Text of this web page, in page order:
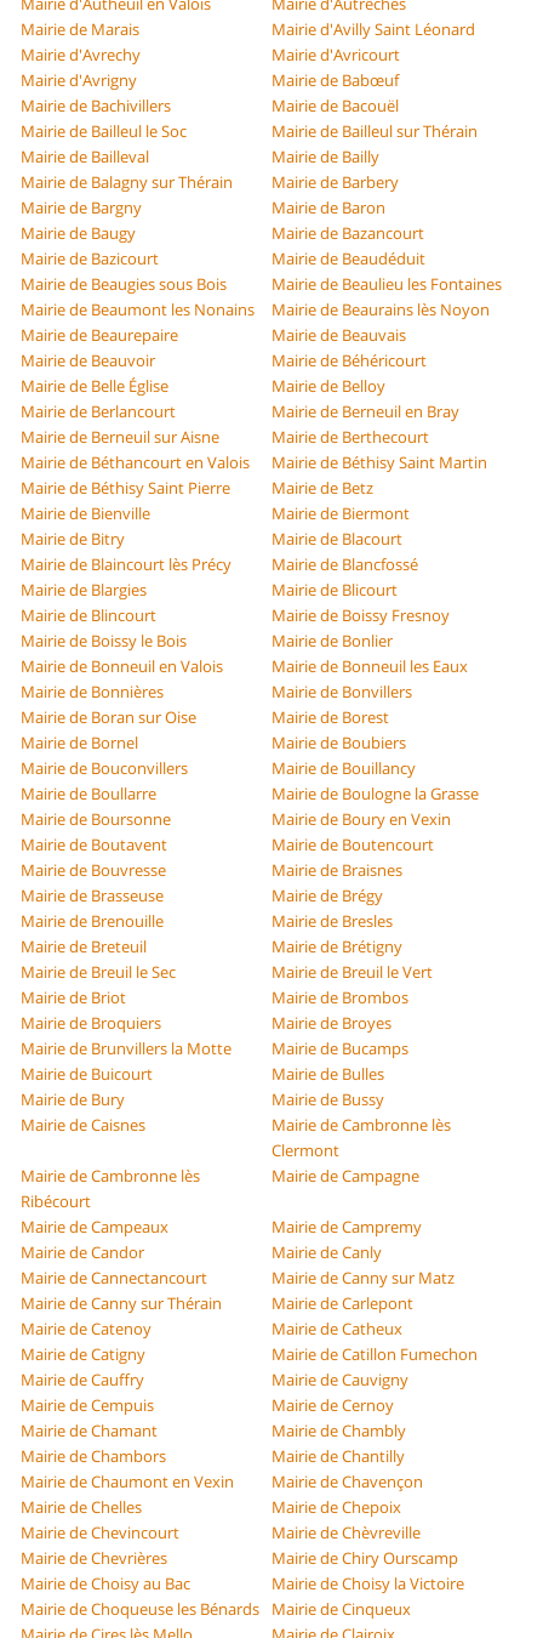
Mairie de Marais
Mairie d'Avilly Saint Léonard
Mairie d'Avrechy
Mairie d'Avricourt
Mairie d'Avrigny
Mairie de Babœuf
Mairie de Bachivillers
Mairie de Bacouël
Mairie de Bailleul le Soc
Mairie de Bailleul sur Thérain
Mairie de Bailleval
Mairie de Bailly
Mairie de Balagny sur Thérain
Mairie de Barbery
Mairie de Bargny
Mairie de Baron
Mairie de Baugy
Mairie de Bazancourt
Mairie de Bazicourt
Mairie de Beaudéduit
Mairie de Beaugies sous Bois
Mairie de Beaulieu les Fontaines
Mairie de Beaumont les Nonains
Mairie de Beaurains lès Noyon
Mairie de Beaurepaire
Mairie de Beauvais
Mairie de Beauvoir
Mairie de Béhéricourt
Mairie de Belle Église
Mairie de Belloy
Mairie de Berlancourt
Mairie de Berneuil en Bray
Mairie de Berneuil sur Aisne
Mairie de Berthecourt
Mairie de Béthancourt en Valois
Mairie de Béthisy Saint Martin
Mairie de Béthisy Saint Pierre
Mairie de Betz
Mairie de Bienville
Mairie de Biermont
Mairie de Bitry
Mairie de Blacourt
Mairie de Blaincourt lès Précy
Mairie de Blancfossé
Mairie de Blargies
Mairie de Blicourt
Mairie de Blincourt
Mairie de Boissy Fresnoy
Mairie de Boissy le Bois
Mairie de Bonlier
Mairie de Bonneuil en Valois
Mairie de Bonneuil les Eaux
Mairie de Bonnières
Mairie de Bonvillers
Mairie de Boran sur Oise
Mairie de Borest
Mairie de Bornel
Mairie de Boubiers
Mairie de Bouconvillers
Mairie de Bouillancy
Mairie de Boullarre
Mairie de Boulogne la Grasse
Mairie de Boursonne
Mairie de Boury en Vexin
Mairie de Boutavent
Mairie de Boutencourt
Mairie de Bouvresse
Mairie de Braisnes
Mairie de Brasseuse
Mairie de Brégy
Mairie de Brenouille
Mairie de Bresles
Mairie de Breteuil
Mairie de Brétigny
Mairie de Breuil le Sec
Mairie de Breuil le Vert
Mairie de Briot
Mairie de Brombos
Mairie de Broquiers
Mairie de Broyes
Mairie de Brunvillers la Motte
Mairie de Bucamps
Mairie de Buicourt
Mairie de Bulles
Mairie de Bury
Mairie de Bussy
Mairie de Caisnes
Mairie de Cambronne lès
Clermont
Mairie de Cambronne lès
Ribécourt
Mairie de Campagne
Mairie de Campeaux
Mairie de Campremy
Mairie de Candor
Mairie de Canly
Mairie de Cannectancourt
Mairie de Canny sur Matz
Mairie de Canny sur Thérain
Mairie de Carlepont
Mairie de Catenoy
Mairie de Catheux
Mairie de Catigny
Mairie de Catillon Fumechon
Mairie de Cauffry
Mairie de Cauvigny
Mairie de Cempuis
Mairie de Cernoy
Mairie de Chamant
Mairie de Chambly
Mairie de Chambors
Mairie de Chantilly
Mairie de Chaumont en Vexin
Mairie de Chavençon
Mairie de Chelles
Mairie de Chepoix
Mairie de Chevincourt
Mairie de Chèvreville
Mairie de Chevrières
Mairie de Chiry Ourscamp
Mairie de Choisy au Bac
Mairie de Choisy la Victoire
Mairie de Choqueuse les Bénards
Mairie de Cinqueux